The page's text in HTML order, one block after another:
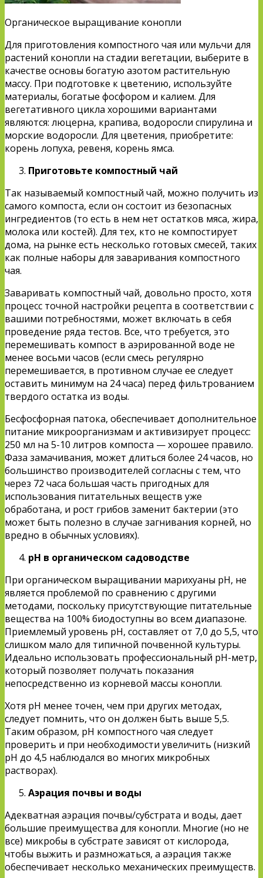
Органическое выращивание конопли
Для приготовления компостного чая или мульчи для
растений конопли на стадии вегетации, выберите в
качестве основы богатую азотом растительную
массу. При подготовке к цветению, используйте
материалы, богатые фосфором и калием. Для
вегетативного цикла хорошими вариантами
являются: люцерна, крапива, водоросли спирулина и
морские водоросли. Для цветения, приобретите:
корень лопуха, ревеня, корень ямса.
Приготовьте компостный чай
Так называемый компостный чай, можно получить из
самого компоста, если он состоит из безопасных
ингредиентов (то есть в нем нет остатков мяса, жира,
молока или костей). Для тех, кто не компостирует
дома, на рынке есть несколько готовых смесей, таких
как полные наборы для заваривания компостного
чая.
Заваривать компостный чай, довольно просто, хотя
процесс точной настройки рецепта в соответствии с
вашими потребностями, может включать в себя
проведение ряда тестов. Все, что требуется, это
перемешивать компост в аэрированной воде не
менее восьми часов (если смесь регулярно
перемешивается, в противном случае ее следует
оставить минимум на 24 часа) перед фильтрованием
твердого остатка из воды.
Бесфосфорная патока, обеспечивает дополнительное
питание микроорганизмам и активизирует процесс:
250 мл на 5-10 литров компоста — хорошее правило.
Фаза замачивания, может длиться более 24 часов, но
большинство производителей согласны с тем, что
через 72 часа большая часть пригодных для
использования питательных веществ уже
обработана, и рост грибов заменит бактерии (это
может быть полезно в случае загнивания корней, но
вредно в обычных условиях).
pH в органическом садоводстве
При органическом выращивании марихуаны pH, не
является проблемой по сравнению с другими
методами, поскольку присутствующие питательные
вещества на 100% биодоступны во всем диапазоне.
Приемлемый уровень pH, составляет от 7,0 до 5,5, что
слишком мало для типичной почвенной культуры.
Идеально использовать профессиональный рН-метр,
который позволяет получать показания
непосредственно из корневой массы конопли.
Хотя pH менее точен, чем при других методах,
следует помнить, что он должен быть выше 5,5.
Таким образом, рН компостного чая следует
проверить и при необходимости увеличить (низкий
рН до 4,5 наблюдался во многих микробных
растворах).
Аэрация почвы и воды
Адекватная аэрация почвы/субстрата и воды, дает
большие преимущества для конопли. Многие (но не
все) микробы в субстрате зависят от кислорода,
чтобы выжить и размножаться, а аэрация также
обеспечивает несколько механических преимуществ.